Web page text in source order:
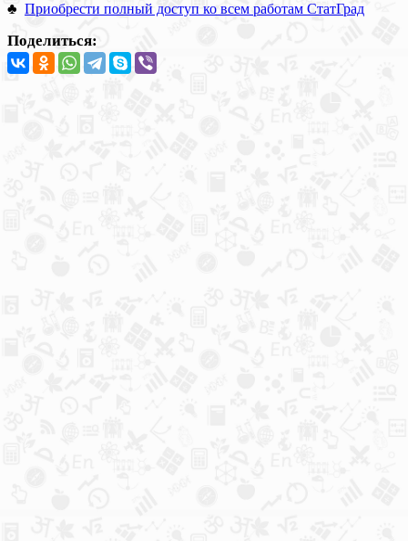
♣ Приобрести полный доступ ко всем работам СтатГрад
Поделиться: